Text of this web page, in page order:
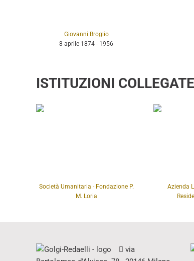
Giovanni Broglio
8 aprile 1874 - 1956
ISTITUZIONI COLLEGATE
Società Umanitaria - Fondazione P.
M. Loria
Azienda
via